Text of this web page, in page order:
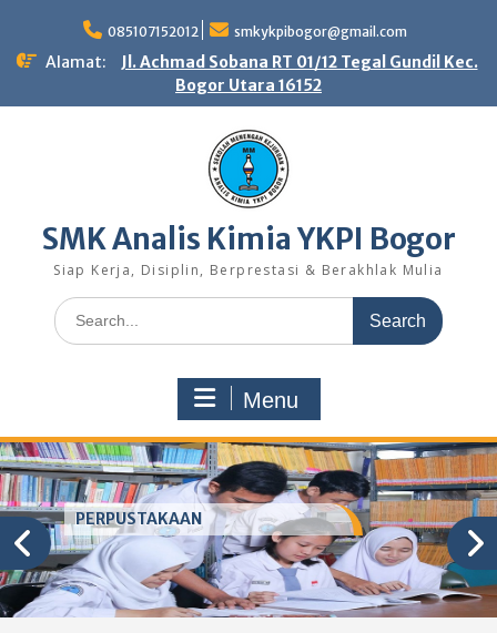
content
085107152012 smkykpibogor@gmail.com
Alamat:
Jl. Achmad Sobana RT 01/12 Tegal Gundil Kec.
Bogor Utara 16152
SMK Analis Kimia YKPI Bogor
Siap Kerja, Disiplin, Berprestasi & Berakhlak Mulia
Search
for:
Menu
PERPUSTAKAAN